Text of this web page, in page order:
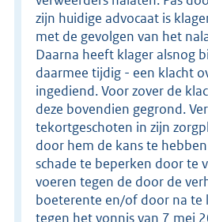
zijn huidige advocaat is
met de gevolgen van het
Daarna heeft klager alsnog
daarmee tijdig - een klacht
ingediend. Voor zover de
deze bovendien gegrond.
tekortgeschoten in zijn
door hem de kans te
schade te beperken door te
voeren tegen de door de
boeterente en/of door na te
tegen het vonnis van 7 mei